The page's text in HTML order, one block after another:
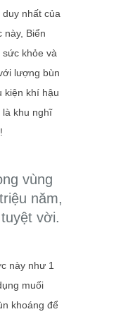
nhất của
này, Biển
khỏe và
lượng bùn
kiện khí hậu
khu nghĩ
vùng
năm,
vời.
này như 1
muối
khoáng để